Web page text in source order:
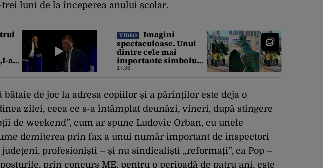
trei luni de la începerea anului școlar.
am
VIDEO
Imagini
spectaculoase. Unul
dintre cele mai
importante simboluri
ale Bucureștiului este
Universității
17:36
bătaie de joc la adresa copiilor și a părinților este deja o
zilei, ceea ce s-a întâmplat deunăzi, vineri, după stingere
de weekend”, cum ar spune Ludovic Orban, cu unele
demiterea prin fax a unui număr important de inspectori
profesioniști – și nu sindicaliști „reformați”, ca Pop –
prin concurs ME, pentru o perioadă de patru ani, este